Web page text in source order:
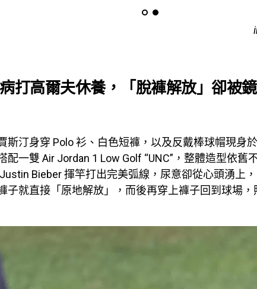
打高爾夫休養，「脫褲解放」卻被
斯汀身穿 Polo 衫、白色短褲，以及反戴棒球帽現身
配一雙 Air Jordan 1 Low Golf “UNC”，整體造型依舊
Bieber 揮竿打出完美弧線，尿意卻從心頭湧上
子就直接「原地解放」，而後再穿上褲子回到球場